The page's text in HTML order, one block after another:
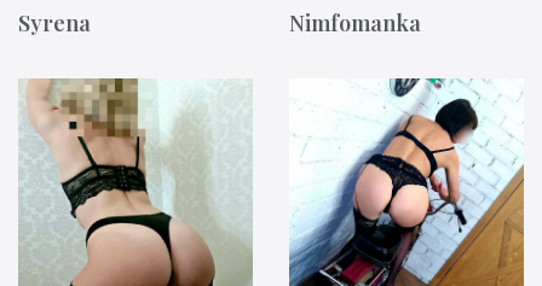
Syrena Nimfomanka